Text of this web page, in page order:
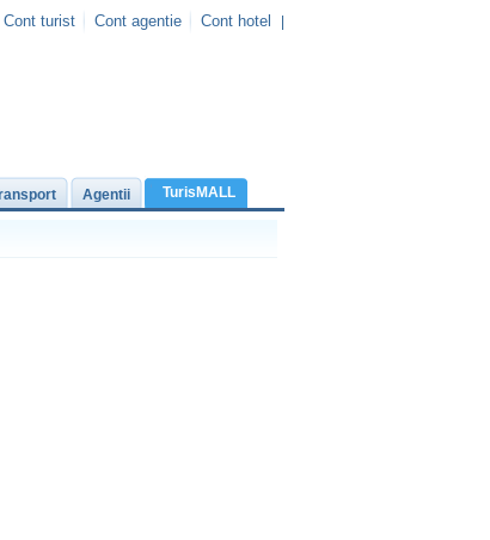
Cont turist Cont agentie Cont hotel
Agentii TurisMALL